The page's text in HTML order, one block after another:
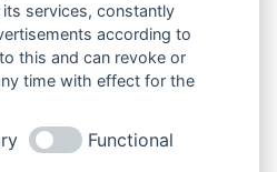
services, constantly
according to
this and can revoke or
time with effect for the
Functional